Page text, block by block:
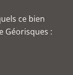
ce bien
Géorisques :